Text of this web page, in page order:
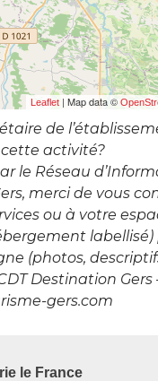
Leaflet | Map data ©
de
activité?
le Réseau
merci de vous
ou à votre
(photos,
Destination Gers
gers.com
le France